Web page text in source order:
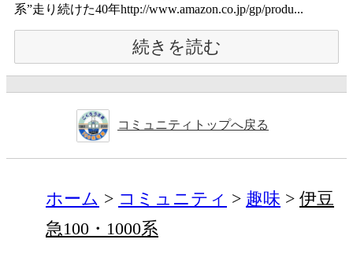
系”走り続けた40年http://www.amazon.co.jp/gp/produ...
続きを読む
コミュニティトップへ戻る
ホーム コミュニティ 趣味
伊豆
急100・1000系